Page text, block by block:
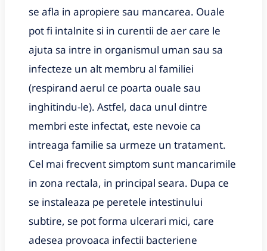
se afla in apropiere sau mancarea. Ouale
pot fi intalnite si in curentii de aer care le
ajuta sa intre in organismul uman sau sa
infecteze un alt membru al familiei
(respirand aerul ce poarta ouale sau
inghitindu-le). Astfel, daca unul dintre
membri este infectat, este nevoie ca
intreaga familie sa urmeze un tratament.
Cel mai frecvent simptom sunt mancarimile
in zona rectala, in principal seara. Dupa ce
se instaleaza pe peretele intestinului
subtire, se pot forma ulcerari mici, care
adesea provoaca infectii bacteriene